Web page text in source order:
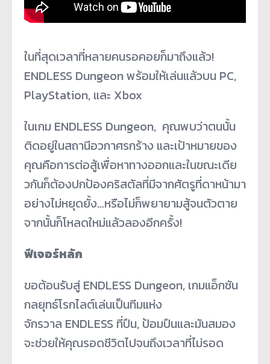
ในที่สุดเวลาที่หลายคนรอคอยก็มาถึงแล้ว!
ENDLESS Dungeon พร้อมให้เล่นแล้วบน PC,
PlayStation, และ Xbox
ในเกม ENDLESS Dungeon, คุณพบว่าตนนั้น
ติดอยู่ในสถานีอวกาศรกร้าง และเป้าหมายของ
คุณคือการต่อสู้เพื่อหาทางออกและในขณะเดีย
วกันก็ต้องปกป้องคริสตัลที่มีจากศัตรูที่ดาหน้ามา
อย่างไม่หยุดยั้ง…หรือไม่ก็พยายามสู้จนตัวตาย
จากนั้นก็โหลดใหม่แล้วลองอีกครั้ง!
ฟีเจอร์หลัก
ขอต้อนรับสู่ ENDLESS Dungeon, เกมแอ็กชัน
กลยุทธ์โรกไลต์เล่นเป็นทีมแห่ง
จักรวาล ENDLESS ที่ปืน, ป้อมปืนและมันสมอง
จะช่วยให้คุณรอดชีวิตไปจนถึงเวลาที่ไม่รอด